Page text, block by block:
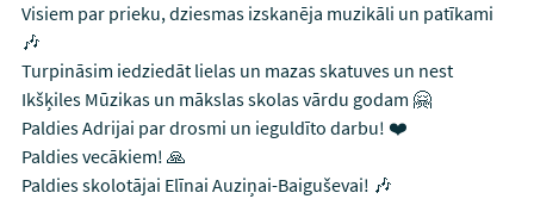
Visiem par prieku, dziesmas izskanēja muzikāli un patīkami
🎶
Turpināsim iedziedāt lielas un mazas skatuves un nest
Ikšķiles Mūzikas un mākslas skolas vārdu godam 🤗
Paldies Adrijai par drosmi un ieguldīto darbu! ❤️
Paldies vecākiem! 🙏
Paldies skolotājai Elīnai Auziņai-Baiguševai! 🎶